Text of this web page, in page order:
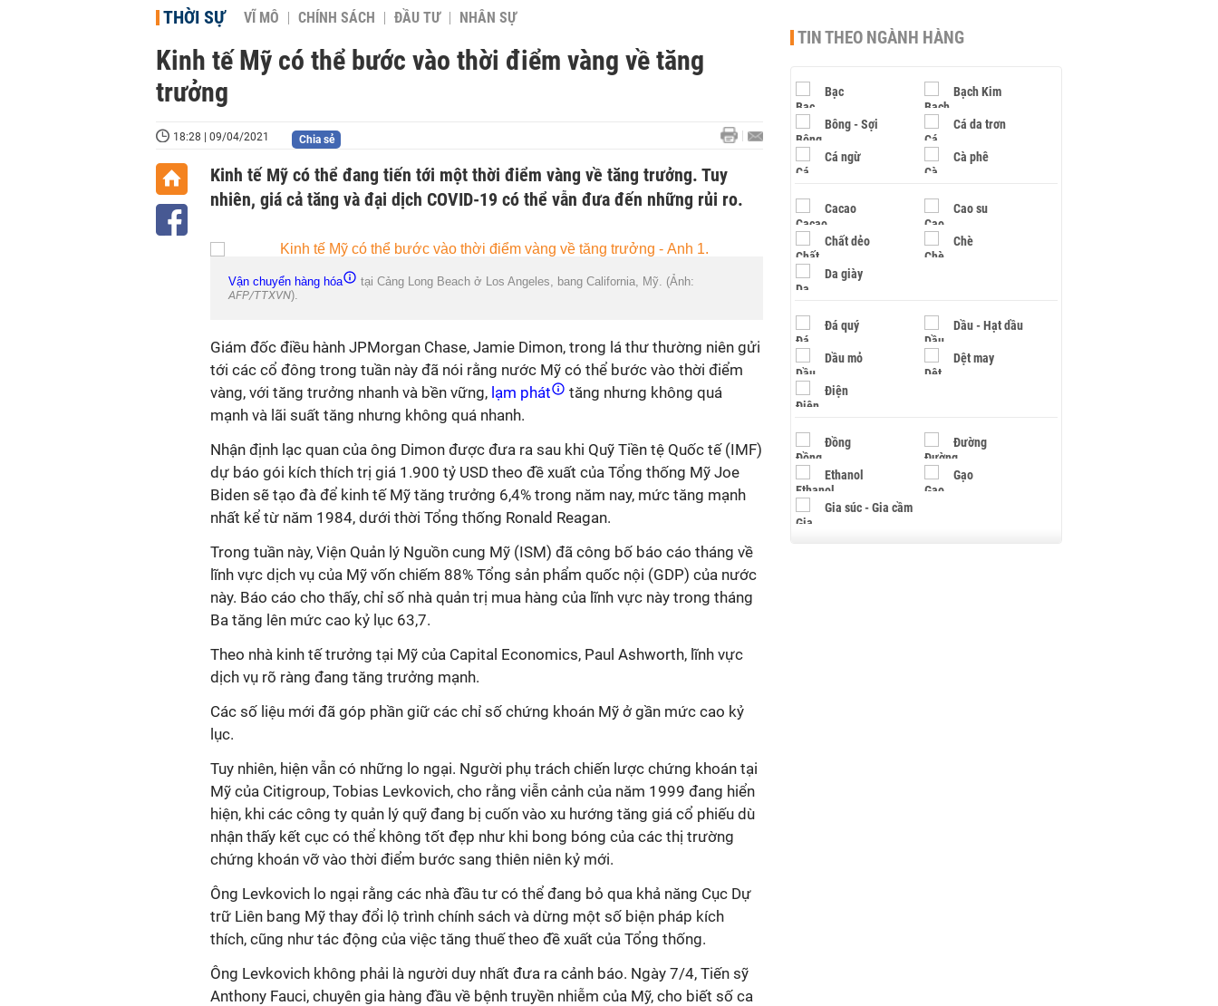
THỜI SỰ VĨ MÔ CHÍNH SÁCH ĐẦU TƯ NHÂN SỰ
Kinh tế Mỹ có thể bước vào thời điểm vàng về tăng
trưởng
18:28 | 09/04/2021 Chia sẻ
Kinh tế Mỹ có thể đang tiến tới một thời điểm vàng về tăng trưởng. Tuy
nhiên, giá cả tăng và đại dịch COVID-19 có thể vẫn đưa đến những rủi ro.
Vận chuyển hàng hóa
tại Cảng Long Beach ở Los Angeles, bang California, Mỹ. (Ảnh:
AFP/TTXVN).
Giám đốc điều hành JPMorgan Chase, Jamie Dimon, trong lá thư thường niên gửi
tới các cổ đông trong tuần này đã nói rằng nước Mỹ có thể bước vào thời điểm
vàng, với tăng trưởng nhanh và bền vững, lạm phát
tăng nhưng không quá
mạnh và lãi suất tăng nhưng không quá nhanh.
Nhận định lạc quan của ông Dimon được đưa ra sau khi Quỹ Tiền tệ Quốc tế (IMF)
dự báo gói kích thích trị giá 1.900 tỷ USD theo đề xuất của Tổng thống Mỹ Joe
Biden sẽ tạo đà để kinh tế Mỹ tăng trưởng 6,4% trong năm nay, mức tăng mạnh
nhất kể từ năm 1984, dưới thời Tổng thống Ronald Reagan.
Trong tuần này, Viện Quản lý Nguồn cung Mỹ (ISM) đã công bố báo cáo tháng về
lĩnh vực dịch vụ của Mỹ vốn chiếm 88% Tổng sản phẩm quốc nội (GDP) của nước
này. Báo cáo cho thấy, chỉ số nhà quản trị mua hàng của lĩnh vực này trong tháng
Ba tăng lên mức cao kỷ lục 63,7.
Theo nhà kinh tế trưởng tại Mỹ của Capital Economics, Paul Ashworth, lĩnh vực
dịch vụ rõ ràng đang tăng trưởng mạnh.
Các số liệu mới đã góp phần giữ các chỉ số chứng khoán Mỹ ở gần mức cao kỷ
lục.
Tuy nhiên, hiện vẫn có những lo ngại. Người phụ trách chiến lược chứng khoán tại
Mỹ của Citigroup, Tobias Levkovich, cho rằng viễn cảnh của năm 1999 đang hiển
hiện, khi các công ty quản lý quỹ đang bị cuốn vào xu hướng tăng giá cổ phiếu dù
nhận thấy kết cục có thể không tốt đẹp như khi bong bóng của các thị trường
chứng khoán vỡ vào thời điểm bước sang thiên niên kỷ mới.
Ông Levkovich lo ngại rằng các nhà đầu tư có thể đang bỏ qua khả năng Cục Dự
trữ Liên bang Mỹ thay đổi lộ trình chính sách và dừng một số biện pháp kích
thích, cũng như tác động của việc tăng thuế theo đề xuất của Tổng thống.
Ông Levkovich không phải là người duy nhất đưa ra cảnh báo. Ngày 7/4, Tiến sỹ
Anthony Fauci, chuyên gia hàng đầu về bệnh truyền nhiễm của Mỹ, cho biết số ca
TIN THEO NGÀNH HÀNG
Bạc Bạch Kim
Bông - Sợi Cá da trơn
Cá ngừ Cà phê
Cacao Cao su
Chất dẻo Chè
Da giày
Đá quý Dầu - Hạt dầu
Dầu mỏ Dệt may
Điện
Đồng Đường
Ethanol Gạo
Gia súc - Gia cầm